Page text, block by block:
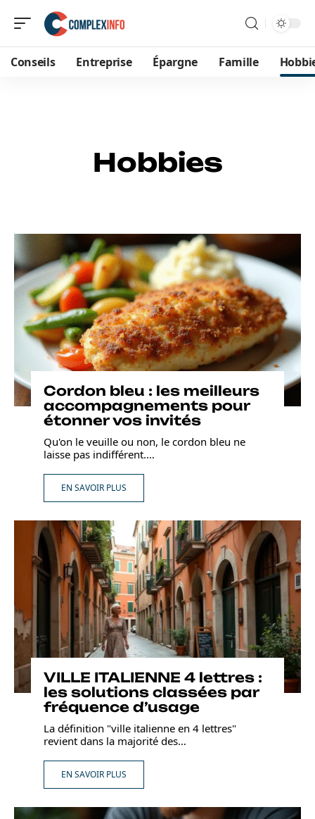
Conseils Entreprise Épargne Famille
Hobbies
Cordon bleu : les meilleurs
accompagnements pour
étonner vos invités
Qu'on le veuille ou non, le cordon bleu ne
laisse pas indifférent.…
EN SAVOIR PLUS
VILLE ITALIENNE 4 lettres :
les solutions classées par
fréquence d’usage
La définition "ville italienne en 4 lettres"
revient dans la majorité des…
EN SAVOIR PLUS